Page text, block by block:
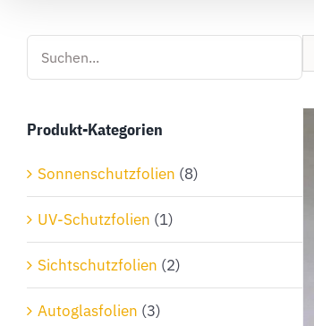
Produkt-Kategorien
Sonnenschutzfolien (8)
UV-Schutzfolien (1)
Sichtschutzfolien (2)
Autoglasfolien (3)